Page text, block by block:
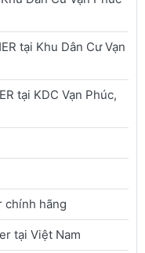
tại Khu Dân Cư Vạn
tại KDC Vạn Phúc,
chính hãng
tại Việt Nam